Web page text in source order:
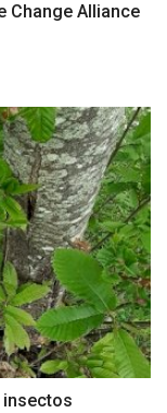
Change Alliance
insectos